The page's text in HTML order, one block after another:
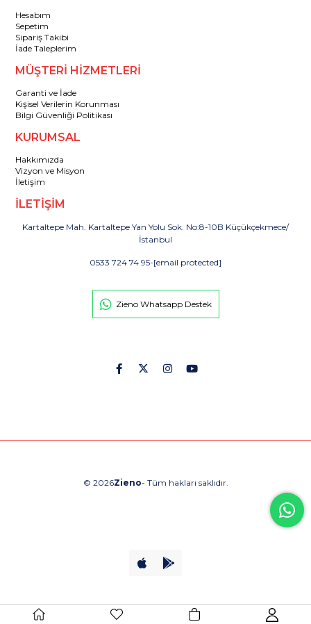
Hesabım
Sepetim
Sipariş Takibi
İade Taleplerim
MÜŞTERİ HİZMETLERİ
Garanti ve İade
Kişisel Verilerin Korunması
Bilgi Güvenliği Politikası
KURUMSAL
Hakkımızda
Vizyon ve Misyon
İletişim
İLETİŞİM
Kartaltepe Mah. Kartaltepe Yan Yolu Sok. No:8-10B Küçükçekmece/
İstanbul
0533 724 74 95-[email protected]
Zieno Whatsapp Destek
© 2026Zieno- Tüm hakları saklıdır.